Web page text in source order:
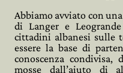
Abbiamo avviato con
di Langer e
cittadini albanesi sulle
essere la base di
conoscenza
mosse dall’aiuto di